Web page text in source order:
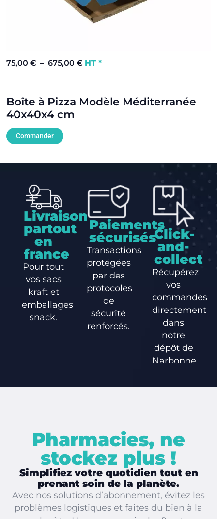
75,00€ – 675,00€ HT *
Boîte à Pizza Modèle Méditerranée
40x40x4 cm
Commander
Livraison
partout
en
france
Pour tout
vos sacs
kraft et
emballages
snack.
Paiements
sécurisés
Transactions
protégées
par des
protocoles
de
sécurité
renforcés.
Click-
and-
collect
Récupérez
vos
commandes
directement
dans
notre
dépôt de
Narbonne
Pharmacies, ne
stockez plus !
Simplifiez votre quotidien tout en
prenant soin de la planète.
Avec nos solutions d’abonnement, évitez les
problèmes logistiques et faites du bien à la